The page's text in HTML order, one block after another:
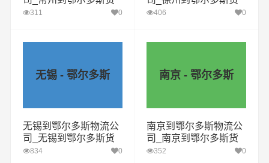
运专线
311 0
运专线
406 0
无锡 - 鄂尔多斯
无锡到鄂尔多斯物流公
司_无锡到鄂尔多斯货
运专线
834 0
南京 - 鄂尔多斯
南京到鄂尔多斯物流公
司_南京到鄂尔多斯货
运专线
352 0